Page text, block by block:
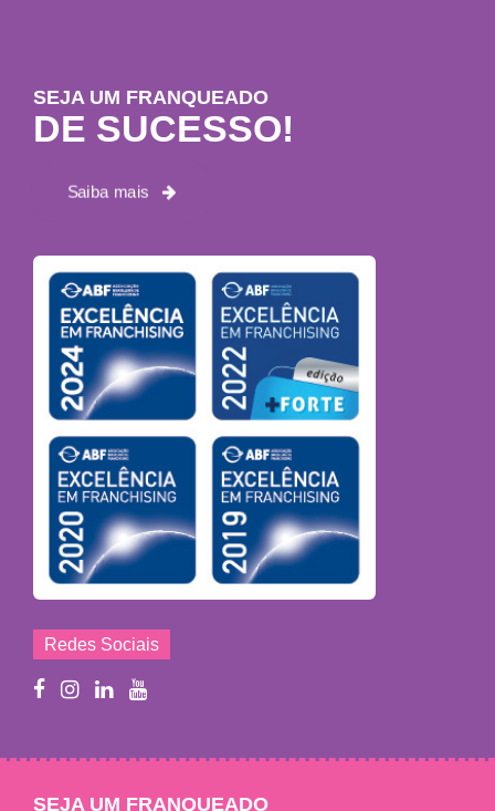
SEJA UM FRANQUEADO
DE SUCESSO!
Saiba mais
Redes Sociais
SEJA UM FRANQUEADO